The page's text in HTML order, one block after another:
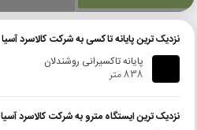
نزدیک ترین پایانه تاکسی به شرکت کالاسرد آسیا
پایانه تاکسیرانی روشندلان
838 متر
نزدیک ترین ایستگاه مترو به شرکت کالاسرد آسیا